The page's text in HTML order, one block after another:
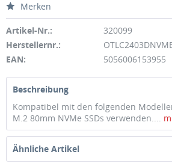
Merken
Artikel-Nr.:
320099
Herstellernr.:
EAN:
5056006153955
Beschreibung
Kompatibel mit den folgenden
M.2 80mm NVMe SSDs verwenden....
Ähnliche Artikel